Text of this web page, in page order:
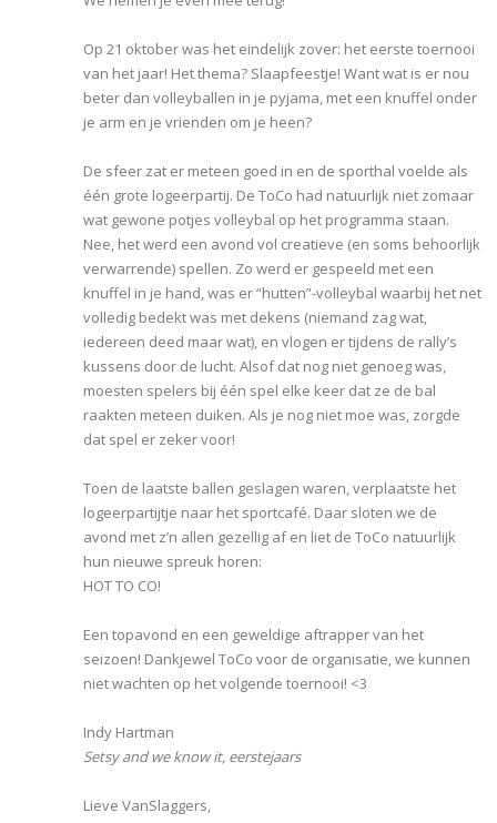
Op 21 oktober was het eindelijk zover: het eerste toernooi
van het jaar! Het thema? Slaapfeestje! Want wat is er nou
beter dan volleyballen in je pyjama, met een knuffel onder
je arm en je vrienden om je heen?
De sfeer zat er meteen goed in en de sporthal voelde als
één grote logeerpartij. De ToCo had natuurlijk niet zomaar
wat gewone potjes volleybal op het programma staan.
Nee, het werd een avond vol creatieve (en soms behoorlijk
verwarrende) spellen. Zo werd er gespeeld met een
knuffel in je hand, was er “hutten”-volleybal waarbij het net
volledig bedekt was met dekens (niemand zag wat,
iedereen deed maar wat), en vlogen er tijdens de rally’s
kussens door de lucht. Alsof dat nog niet genoeg was,
moesten spelers bij één spel elke keer dat ze de bal
raakten meteen duiken. Als je nog niet moe was, zorgde
dat spel er zeker voor!
Toen de laatste ballen geslagen waren, verplaatste het
logeerpartijtje naar het sportcafé. Daar sloten we de
avond met z’n allen gezellig af en liet de ToCo natuurlijk
hun nieuwe spreuk horen:
HOT TO CO!
Een topavond en een geweldige aftrapper van het
seizoen! Dankjewel ToCo voor de organisatie, we kunnen
niet wachten op het volgende toernooi! <3
Indy Hartman
Setsy and we know it, eerstejaars
Lieve VanSlaggers,